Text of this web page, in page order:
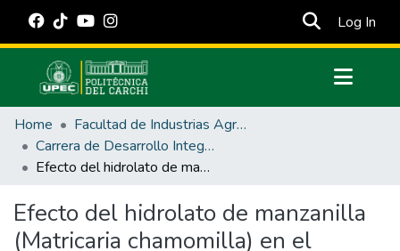
Log In
Communities & Collections
All of DSpace
Statistics
Estadísticas Externas
Manuales
Home
Facultad de Industrias Agropecuarias y Ciencias Ambientales
Carrera de Desarrollo Integral Agropecuario
Efecto del hidrolato de manzanilla (Matricaria chamomilla) en el manejo de Phytophthora infestans en el cultivo de papa variedad Superchola Centro Experimental San Francisco” Huaca-Carchi
Efecto del hidrolato de manzanilla
(Matricaria chamomilla) en el